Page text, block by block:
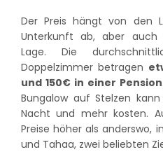
Der Preis hängt von den
Unterkunft ab, aber auch
Lage. Die
Doppelzimmer betragen
und 150€ in einer Pension
Bungalow auf Stelzen
Nacht und mehr kosten.
Preise höher als anderswo,
und Tahaa, zwei beliebten